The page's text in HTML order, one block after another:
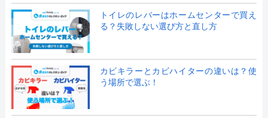
トイレのレバーはホームセンターで買え
る？失敗しない選び方と直し方
カビキラーとカビハイターの違いは？使
う場所で選ぶ！